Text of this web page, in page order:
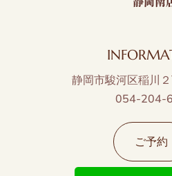
静岡市駿河区稲川
054-204-
ご予約